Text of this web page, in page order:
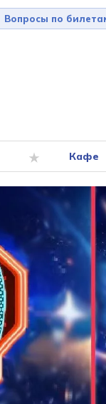
Вопросы по
Кафе